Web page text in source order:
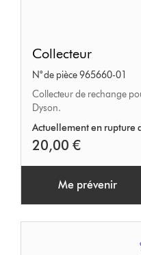
Collecteur
N° de pièce 965660-01
Collecteur de rechange
Dyson.
Actuellement en rupture
20,00 €
Me prévenir